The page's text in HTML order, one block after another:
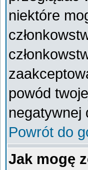
niektóre
powód
negatywnej
Powrót do
Jak mogę